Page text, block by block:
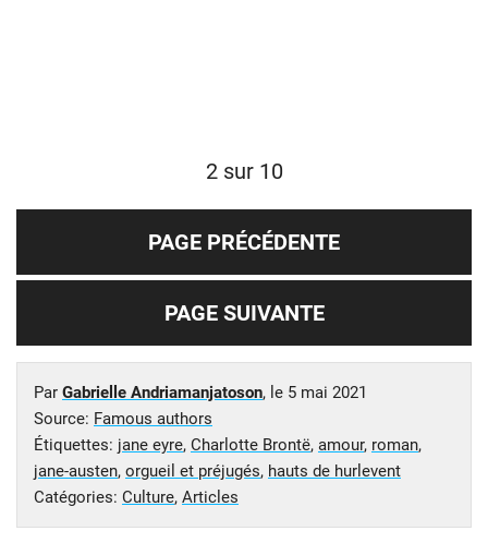
2 sur 10
PAGE PRÉCÉDENTE
PAGE SUIVANTE
Par Gabrielle Andriamanjatoson, le 5 mai 2021
Source: Famous authors
Étiquettes: jane eyre, Charlotte Brontë, amour, roman,
jane-austen, orgueil et préjugés, hauts de hurlevent
Catégories: Culture, Articles